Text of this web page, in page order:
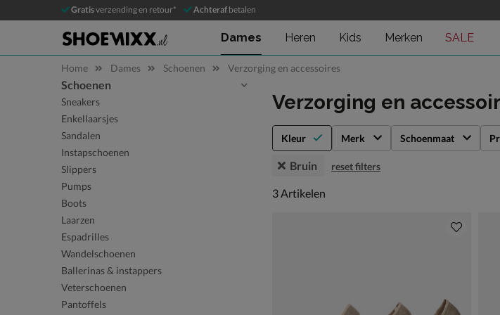
Gratisverzending en retour* Achteraf betalen
Dames Heren Kids Merken SALE
Home Dames Schoenen Verzorging en accessoires
Sla categorieën over
Schoenen
Sneakers
Enkellaarsjes
Sandalen
Instapschoenen
Slippers
Pumps
Boots
Laarzen
Espadrilles
Wandelschoenen
Ballerinas & instappers
Veterschoenen
Pantoffels
Verzorging en
Kleur Merk Schoenmaat
Bruin reset filters
3 artikelen
3Artikelen